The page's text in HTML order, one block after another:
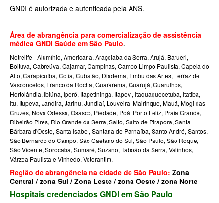
MEDICAL HEALTH PLANO DE SAÚDE EMPRESARIAL
NEXT SEISA PLANO DE SAÚDE EMPRESARIAL
NOTREDAME PLANO DE SAÚDE EMPRESARIAL
OMINT PLANO DE SAÚDE EMPRESARIAL
ONE HEALTH PLANO DE SAÚDE EMPRESARIAL
PLENA PLANO DE SAÚDE EMPRESARIAL
PORTO SEGURO PLANO DE SAÚDE EMPRESARIAL
SAMED PLANO DE SAÚDE EMPRESARIAL
SANTARIS PLANO DE SAÚDE EMPRESARIAL
PLANO DE SAÚDE INDIVIDUAL
GNDI é autorizada e autenticada pela ANS.
Área de abrangência para comercialização de assistência
médica GNDI Saúde em São Paulo.
Notrelife - Alumínio, Americana, Araçoiaba da Serra, Arujá, Barueri,
Boituva, Cabreúva, Cajamar, Campinas, Campo Limpo Paulista, Capela do
Alto, Carapicuíba, Cotia, Cubatão, Diadema, Embu das Artes, Ferraz de
Vasconcelos, Franco da Rocha, Guararema, Guarujá, Guarulhos,
Hortolândia, Ibiúna, Iperó, Itapetininga, Itapevi, Itaquaquecetuba, Itatiba,
Itu, Itupeva, Jandira, Jarinu, Jundiaí, Louveira, Mairinque, Mauá, Mogi das
Cruzes, Nova Odessa, Osasco, Piedade, Poá, Porto Feliz, Praia Grande,
Ribeirão Pires, Rio Grande da Serra, Salto, Salto de Pirapora, Santa
Bárbara d'Oeste, Santa Isabel, Santana de Parnaíba, Santo André, Santos,
São Bernardo do Campo, São Caetano do Sul, São Paulo, São Roque,
São Vicente, Sorocaba, Sumaré, Suzano, Taboão da Serra, Valinhos,
Várzea Paulista e Vinhedo, Votorantim.
Região de abrangência na cidade de São Paulo: Zona
Central / zona Sul / Zona Leste / zona Oeste / zona Norte
Hospitais credenciados GNDI em São Paulo